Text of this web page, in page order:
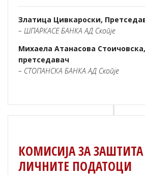
Златица Цивкароски,
– ШПАРКАСЕ БАНКА АД Скопје
Михаела Атанасова
претседавач
– СТОПАНСКА БАНКА АД Скопје
КОМИСИЈА ЗА
ЛИЧНИТЕ ПОДАТОЦИ